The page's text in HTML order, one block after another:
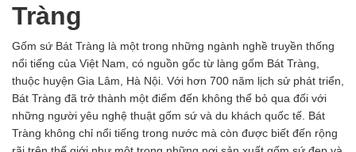
Tràng
Gốm sứ Bát Tràng là một trong những ngành nghề truyền thống
nổi tiếng của Việt Nam, có nguồn gốc từ làng gốm Bát Tràng,
thuộc huyện Gia Lâm, Hà Nội. Với hơn 700 năm lịch sử phát triển,
Bát Tràng đã trở thành một điểm đến không thể bỏ qua đối với
những người yêu nghệ thuật gốm sứ và du khách quốc tế. Bát
Tràng không chỉ nổi tiếng trong nước mà còn được biết đến rộng